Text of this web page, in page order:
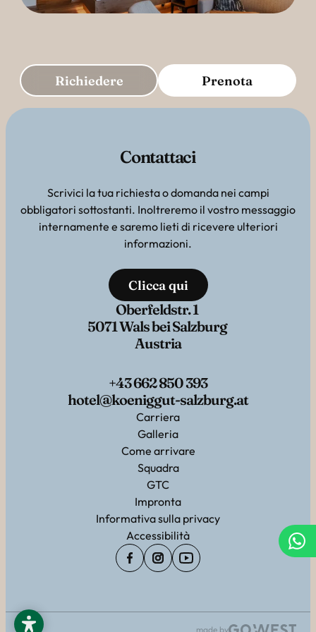
Richiedere Prenota
Contattaci
Scrivici la tua richiesta o domanda nei campi
obbligatori sottostanti. Inoltreremo il vostro messaggio
internamente e saremo lieti di ricevere ulteriori
informazioni.
Clicca qui
Oberfeldstr. 1
5071 Wals bei Salzburg
Austria
+43 662 850 393
hotel@koeniggut-salzburg.at
Carriera
Galleria
Come arrivare
Squadra
GTC
Impronta
Informativa sulla privacy
Accessibilità
made by